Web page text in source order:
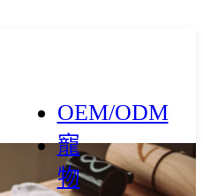
OEM/ODM
寵
物